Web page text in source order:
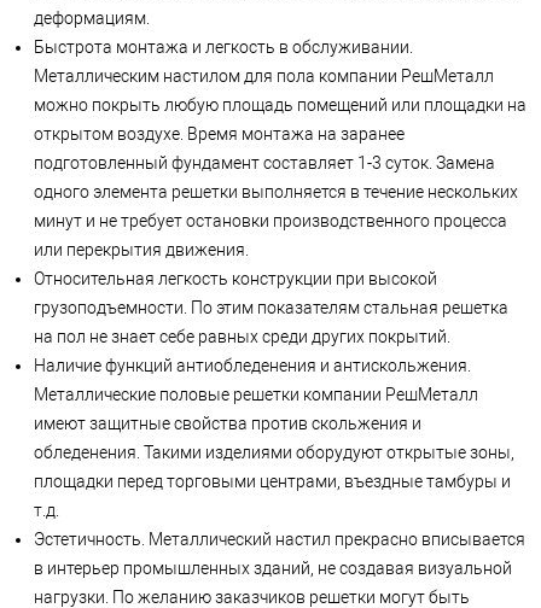
деформациям.
Быстрота монтажа и легкость в обслуживании.
Металлическим настилом для пола компании РешМеталл
можно покрыть любую площадь помещений или площадки на
открытом воздухе. Время монтажа на заранее
подготовленный фундамент составляет 1-3 суток. Замена
одного элемента решетки выполняется в течение нескольких
минут и не требует остановки производственного процесса
или перекрытия движения.
Относительная легкость конструкции при высокой
грузоподъемности. По этим показателям стальная решетка
на пол не знает себе равных среди других покрытий.
Наличие функций антиобледенения и антискольжения.
Металлические половые решетки компании РешМеталл
имеют защитные свойства против скольжения и
обледенения. Такими изделиями оборудуют открытые зоны,
площадки перед торговыми центрами, въездные тамбуры и
т.д.
Эстетичность. Металлический настил прекрасно вписывается
в интерьер промышленных зданий, не создавая визуальной
нагрузки. По желанию заказчиков решетки могут быть